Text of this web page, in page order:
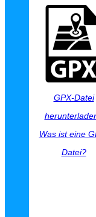
GPX-Datei
Was ist eine
Datei?